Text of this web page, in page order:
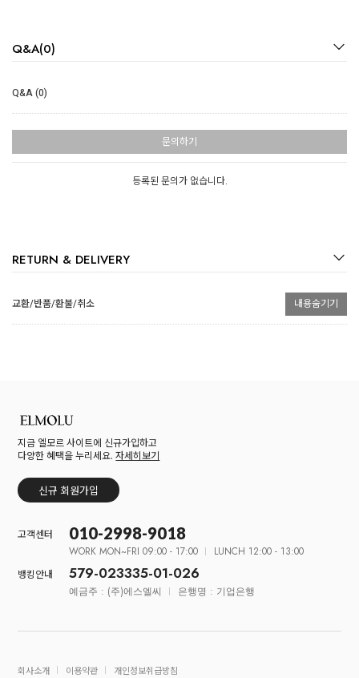
Q&A(0)
Q&A (0)
문의하기
등록된 문의가 없습니다.
RETURN & DELIVERY
교환/반품/환불/취소 내용숨기기
지금 엘모르 사이트에 신규가입하고
다양한 혜택을 누리세요.자세히보기
신규 회원가입
고객센터 010-2998-9018
WORK MON~FRI 09:00 - 17:00 LUNCH 12:00 - 13:00
뱅킹안내 579-023335-01-026
예금주 : (주)에스엘씨 은행명 : 기업은행
회사소개 이용약관 개인정보취급방침